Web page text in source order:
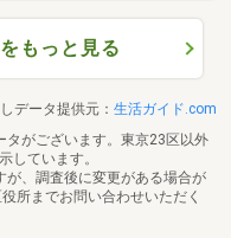
もっと見る
データ提供元： 生活ガイド.com
タがございます。東京23区以外
しています。
、調査後に変更がある場合が
所までお問い合わせいただく